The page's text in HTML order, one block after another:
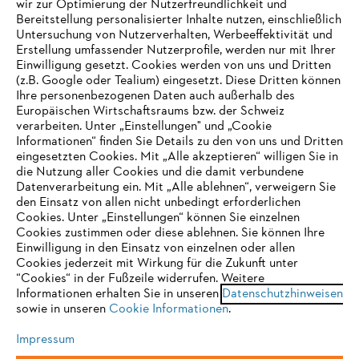
Häufig gestellte Fragen
Support
Datenschutz Impressum Cookies
Rechtliche Informationen
STIHL VERTRIEBS AG, 8617 Mönchaltorf
IHR BROWSER WIRD NICHT
UNTERSTÜTZT
Sie nutzen einen Browser, den wir noch nicht unterstützen. Für
eine optimale Nutzung unserer Seite empfehlen wir Ihnen, zu
einem der folgenden Browser zu wechseln:
wir zur Optimierung der Nutzerfreundlichkeit und
Bereitstellung personalisierter Inhalte nutzen, einschließlich
Untersuchung von Nutzerverhalten, Werbeeffektivität und
Erstellung umfassender Nutzerprofile, werden nur mit Ihrer
Einwilligung gesetzt. Cookies werden von uns und Dritten
(z.B. Google oder Tealium) eingesetzt. Diese Dritten können
Ihre personenbezogenen Daten auch außerhalb des
Europäischen Wirtschaftsraums bzw. der Schweiz
verarbeiten. Unter „Einstellungen" und „Cookie
Informationen“ finden Sie Details zu den von uns und Dritten
eingesetzten Cookies. Mit „Alle akzeptieren“ willigen Sie in
die Nutzung aller Cookies und die damit verbundene
Datenverarbeitung ein. Mit „Alle ablehnen“, verweigern Sie
den Einsatz von allen nicht unbedingt erforderlichen
Cookies. Unter „Einstellungen“ können Sie einzelnen
Cookies zustimmen oder diese ablehnen. Sie können Ihre
Einwilligung in den Einsatz von einzelnen oder allen
Cookies jederzeit mit Wirkung für die Zukunft unter
“Cookies“ in der Fußzeile widerrufen. Weitere
Informationen erhalten Sie in unseren Datenschutzhinweisen
sowie in unseren Cookie Informationen.
Impressum